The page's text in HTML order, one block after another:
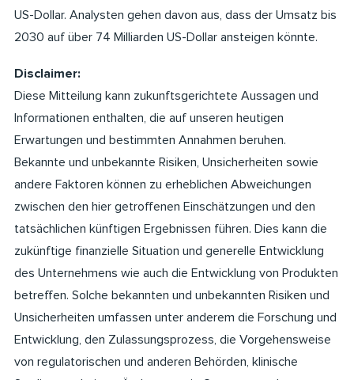
US-Dollar. Analysten gehen davon aus, dass der Umsatz bis
2030 auf über 74 Milliarden US-Dollar ansteigen könnte.
Disclaimer:
Diese Mitteilung kann zukunftsgerichtete Aussagen und
Informationen enthalten, die auf unseren heutigen
Erwartungen und bestimmten Annahmen beruhen.
Bekannte und unbekannte Risiken, Unsicherheiten sowie
andere Faktoren können zu erheblichen Abweichungen
zwischen den hier getroffenen Einschätzungen und den
tatsächlichen künftigen Ergebnissen führen. Dies kann die
zukünftige finanzielle Situation und generelle Entwicklung
des Unternehmens wie auch die Entwicklung von Produkten
betreffen. Solche bekannten und unbekannten Risiken und
Unsicherheiten umfassen unter anderem die Forschung und
Entwicklung, den Zulassungsprozess, die Vorgehensweise
von regulatorischen und anderen Behörden, klinische